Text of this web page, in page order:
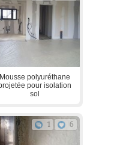
Mousse polyuréthane
pour isolation
sol
1 6